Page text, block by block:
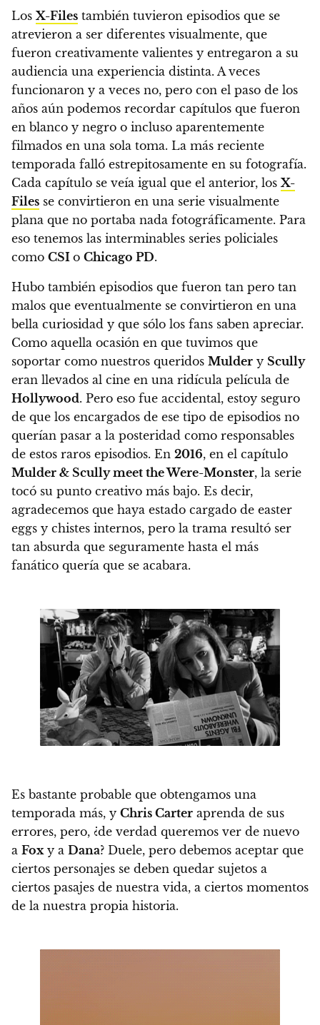
Los X-Files también tuvieron episodios que se
atrevieron a ser diferentes visualmente, que
fueron creativamente valientes y entregaron a su
audiencia una experiencia distinta. A veces
funcionaron y a veces no, pero con el paso de los
años aún podemos recordar capítulos que fueron
en blanco y negro o incluso aparentemente
filmados en una sola toma. La más reciente
temporada falló estrepitosamente en su fotografía.
Cada capítulo se veía igual que el anterior, los X-
Files se convirtieron en una serie visualmente
plana que no portaba nada fotográficamente. Para
eso tenemos las interminables series policiales
como CSI o Chicago PD.
Hubo también episodios que fueron tan pero tan
malos que eventualmente se convirtieron en una
bella curiosidad y que sólo los fans saben apreciar.
Como aquella ocasión en que tuvimos que
soportar como nuestros queridos Mulder y Scully
eran llevados al cine en una ridícula película de
Hollywood. Pero eso fue accidental, estoy seguro
de que los encargados de ese tipo de episodios no
querían pasar a la posteridad como responsables
de estos raros episodios. En 2016, en el capítulo
Mulder & Scully meet the Were-Monster, la serie
tocó su punto creativo más bajo. Es decir,
agradecemos que haya estado cargado de easter
eggs y chistes internos, pero la trama resultó ser
tan absurda que seguramente hasta el más
fanático quería que se acabara.
Es bastante probable que obtengamos una
temporada más, y Chris Carter aprenda de sus
errores, pero, ¿de verdad queremos ver de nuevo
a Fox y a Dana? Duele, pero debemos aceptar que
ciertos personajes se deben quedar sujetos a
ciertos pasajes de nuestra vida, a ciertos momentos
de la nuestra propia historia.